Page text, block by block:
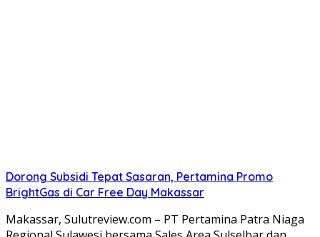
Dorong Subsidi Tepat Sasaran, Pertamina Promo
BrightGas di Car Free Day Makassar
Makassar, Sulutreview.com – PT Pertamina Patra Niaga